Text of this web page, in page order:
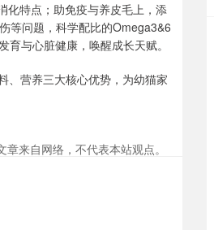
化特点；助免疫与养皮毛上，添
等问题，科学配比的Omega3&6
与心脏健康，唤醒成长天赋。
、营养三大核心优势，为幼猫家
来自网络，不代表本站观点。